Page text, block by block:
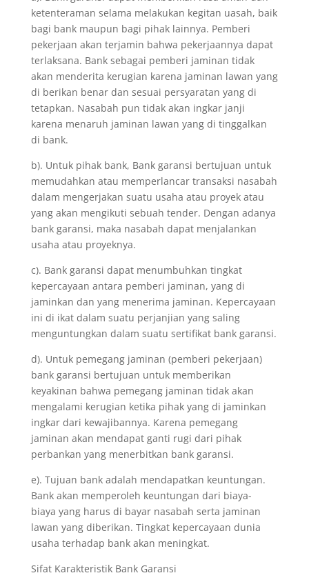
ketenteraman selama melakukan kegitan uasah, baik
bagi bank maupun bagi pihak lainnya. Pemberi
pekerjaan akan terjamin bahwa pekerjaannya dapat
terlaksana. Bank sebagai pemberi jaminan tidak
akan menderita kerugian karena jaminan lawan yang
di berikan benar dan sesuai persyaratan yang di
tetapkan. Nasabah pun tidak akan ingkar janji
karena menaruh jaminan lawan yang di tinggalkan
di bank.
b). Untuk pihak bank, Bank garansi bertujuan untuk
memudahkan atau memperlancar transaksi nasabah
dalam mengerjakan suatu usaha atau proyek atau
yang akan mengikuti sebuah tender. Dengan adanya
bank garansi, maka nasabah dapat menjalankan
usaha atau proyeknya.
c). Bank garansi dapat menumbuhkan tingkat
kepercayaan antara pemberi jaminan, yang di
jaminkan dan yang menerima jaminan. Kepercayaan
ini di ikat dalam suatu perjanjian yang saling
menguntungkan dalam suatu sertifikat bank garansi.
d). Untuk pemegang jaminan (pemberi pekerjaan)
bank garansi bertujuan untuk memberikan
keyakinan bahwa pemegang jaminan tidak akan
mengalami kerugian ketika pihak yang di jaminkan
ingkar dari kewajibannya. Karena pemegang
jaminan akan mendapat ganti rugi dari pihak
perbankan yang menerbitkan bank garansi.
e). Tujuan bank adalah mendapatkan keuntungan.
Bank akan memperoleh keuntungan dari biaya-
biaya yang harus di bayar nasabah serta jaminan
lawan yang diberikan. Tingkat kepercayaan dunia
usaha terhadap bank akan meningkat.
Sifat Karakteristik Bank Garansi